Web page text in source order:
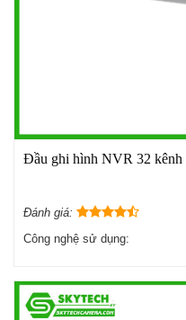
Đầu ghi hình NVR 32
Đánh giá:
Công nghệ sử dụng: